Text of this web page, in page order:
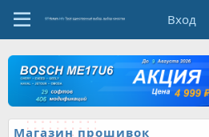
Вход
Магазин прошивок